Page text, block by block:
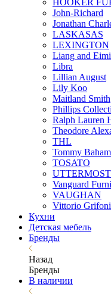
HOOKER
John-Richard
Jonathan
LASKASAS
LEXINGTON
Liang and
Libra
Lillian August
Lily Koo
Maitland Smith
Phillips
Ralph Lauren
Theodore
THL
Tommy
TOSATO
UTTERMOST
Vanguard
VAUGHAN
Vittorio Grifoni
Кухни
Детская мебель
Бренды
Назад
Бренды
В наличии